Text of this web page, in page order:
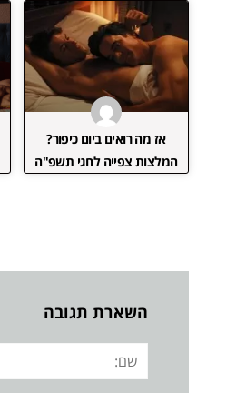
אז מה רואים ביום כיפור?
המלצות צפייה לחגי תשפ"ה
השארת תגובה
שם: